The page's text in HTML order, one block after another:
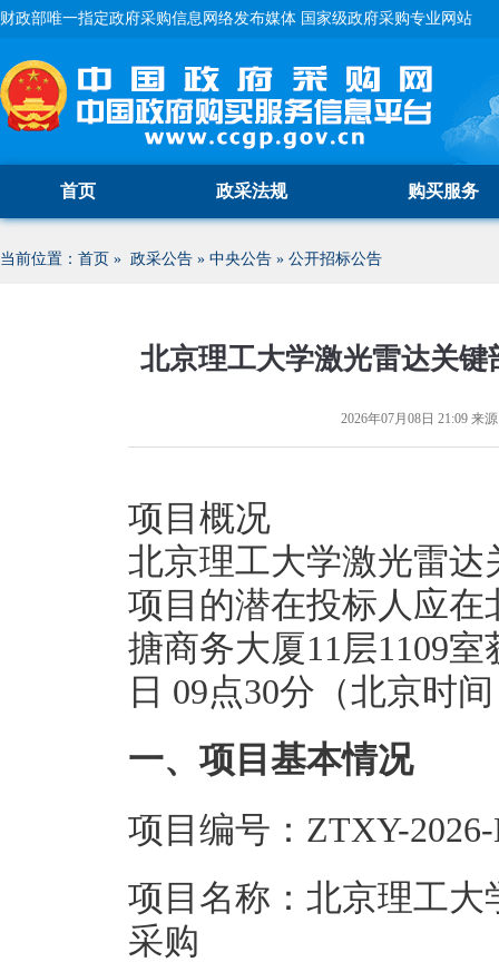
财政部唯一指定政府采购信息网络发布媒体 国家级政府采购专业网站
首页 政采法规 购买服务
当前位置： 首页 » 政采公告 » 中央公告 » 公开招标公告
北京理工大学激光雷达关
2026年07月08日 21:09 来
项目概况
北京理工大学激光雷
项目的潜在投标人应在
搪商务大厦11层1109
日 09点30分（北京时
一、项目基本情况
项目编号：ZTXY-2026-
项目名称：北京理工
采购